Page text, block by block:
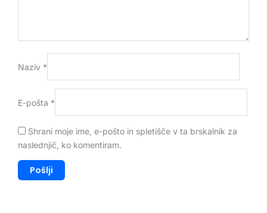
Naziv *
E-pošta *
Shrani moje ime, e-pošto in spletišče v ta brskalnik za
naslednjič, ko komentiram.